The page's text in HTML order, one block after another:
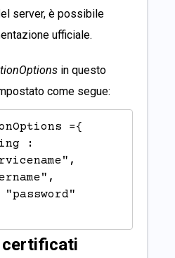
server, è possibile
ufficiale.
in questo
come segue:
={
:
certificati